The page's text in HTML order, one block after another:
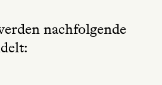
nachfolgende